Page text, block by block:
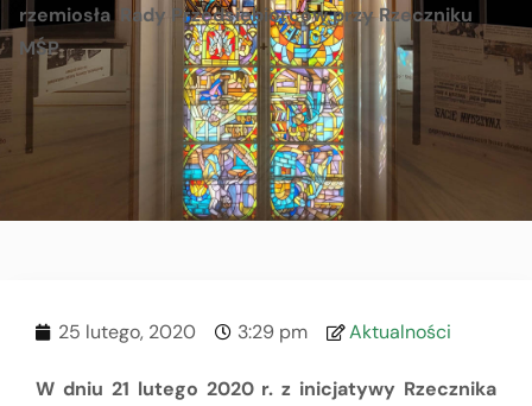
rzemiosła Rady Przedsiębiorców przy Rzeczniku
MŚP
25 lutego, 2020 3:29 pm Aktualności
W dniu 21 lutego 2020 r. z inicjatywy Rzecznika